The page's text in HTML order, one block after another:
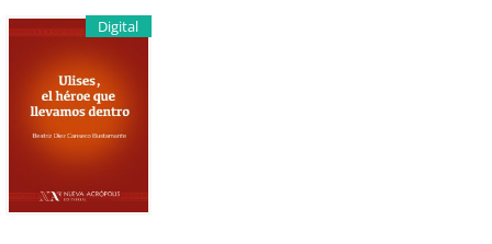
Digital